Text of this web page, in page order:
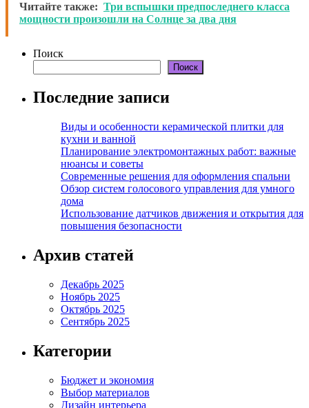
Читайте также: Три вспышки предпоследнего класса
мощности произошли на Солнце за два дня
Поиск
Поиск
Последние записи
Виды и особенности керамической плитки для
кухни и ванной
Планирование электромонтажных работ: важные
нюансы и советы
Современные решения для оформления спальни
Обзор систем голосового управления для умного
дома
Использование датчиков движения и открытия для
повышения безопасности
Архив статей
Декабрь 2025
Ноябрь 2025
Октябрь 2025
Сентябрь 2025
Категории
Бюджет и экономия
Выбор материалов
Дизайн интерьера